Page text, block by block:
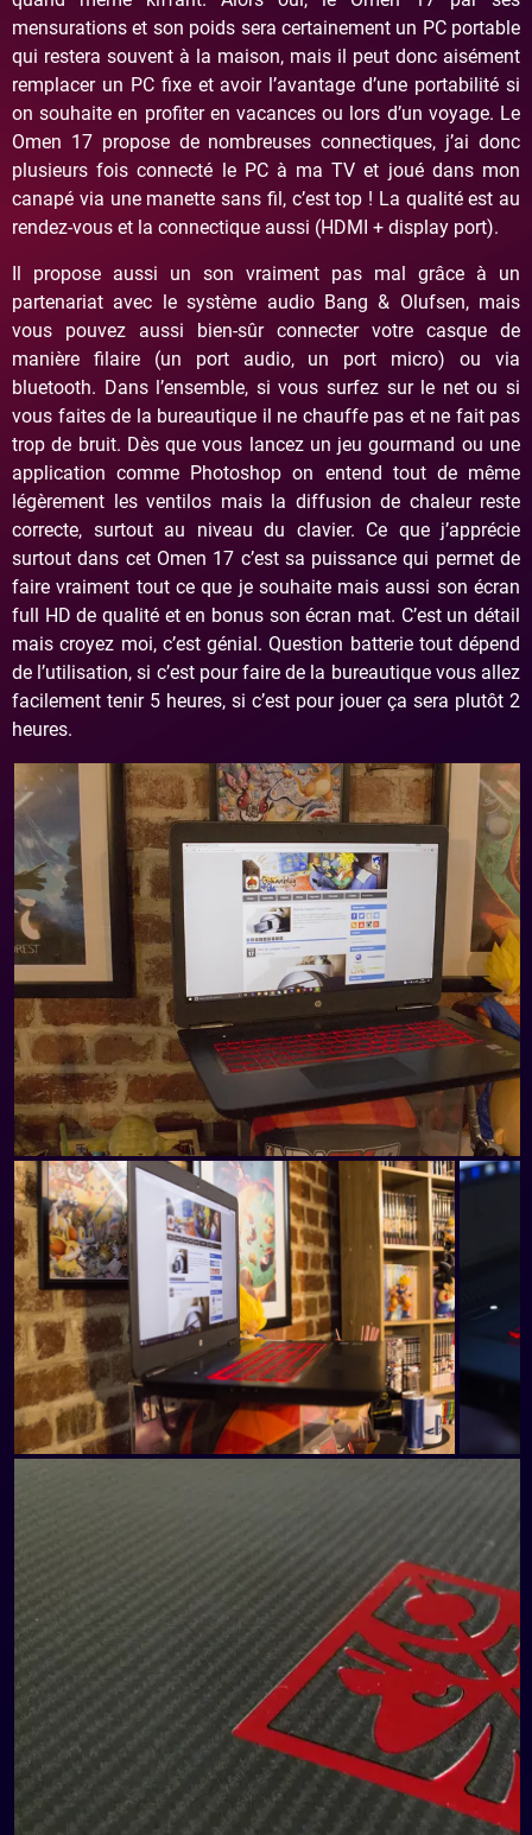
mensurations et son poids sera certainement un PC portable
qui restera souvent à la maison, mais il peut donc aisément
remplacer un PC fixe et avoir l’avantage d’une portabilité si
on souhaite en profiter en vacances ou lors d’un voyage. Le
Omen 17 propose de nombreuses connectiques, j’ai donc
plusieurs fois connecté le PC à ma TV et joué dans mon
canapé via une manette sans fil, c’est top ! La qualité est au
rendez-vous et la connectique aussi (HDMI + display port).
Il propose aussi un son vraiment pas mal grâce à un
partenariat avec le système audio Bang & Olufsen, mais
vous pouvez aussi bien-sûr connecter votre casque de
manière filaire (un port audio, un port micro) ou via
bluetooth. Dans l’ensemble, si vous surfez sur le net ou si
vous faites de la bureautique il ne chauffe pas et ne fait pas
trop de bruit. Dès que vous lancez un jeu gourmand ou une
application comme Photoshop on entend tout de même
légèrement les ventilos mais la diffusion de chaleur reste
correcte, surtout au niveau du clavier. Ce que j’apprécie
surtout dans cet Omen 17 c’est sa puissance qui permet de
faire vraiment tout ce que je souhaite mais aussi son écran
full HD de qualité et en bonus son écran mat. C’est un détail
mais croyez moi, c’est génial. Question batterie tout dépend
de l’utilisation, si c’est pour faire de la bureautique vous allez
facilement tenir 5 heures, si c’est pour jouer ça sera plutôt 2
heures.